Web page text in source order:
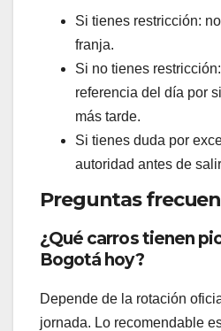
Si tienes restricción:
franja.
Si no tienes
referencia del día por
más tarde.
Si tienes duda por
autoridad antes de
Preguntas
¿Qué carros tienen
Bogotá hoy?
Depende de la rotación
jornada. Lo recomendable